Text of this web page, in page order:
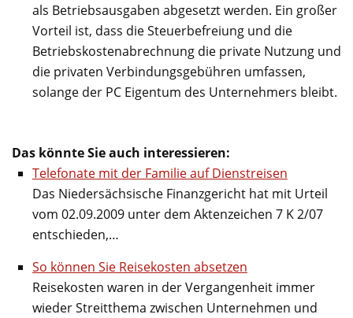
als Betriebsausgaben abgesetzt werden. Ein großer
Vorteil ist, dass die Steuerbefreiung und die
Betriebskostenabrechnung die private Nutzung und
die privaten Verbindungsgebühren umfassen,
solange der PC Eigentum des Unternehmers bleibt.
Das könnte Sie auch interessieren:
Telefonate mit der Familie auf Dienstreisen
Das Niedersächsische Finanzgericht hat mit Urteil
vom 02.09.2009 unter dem Aktenzeichen 7 K 2/07
entschieden,…
So können Sie Reisekosten absetzen
Reisekosten waren in der Vergangenheit immer
wieder Streitthema zwischen Unternehmen und